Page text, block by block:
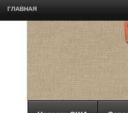
ГЛАВНАЯ